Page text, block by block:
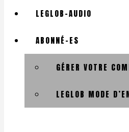
LEGLOB-AUDIO
ABONNÉ-ES
GÉRER VOTRE
LEGLOB MODE